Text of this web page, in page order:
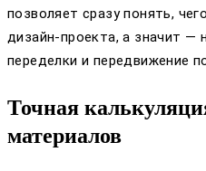
позволяет сразу понять,
дизайн-проекта, а значит —
переделки и передвижение
Точная
материалов